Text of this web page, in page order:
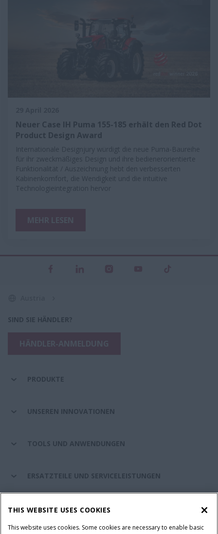
Neuer Case IH Puma 155-185 erhält den Red Dot
Product Design Award
Internationale Designjury würdigt die neue Puma-Baureihe
für ihr zweckmäßiges Design und ihre bedienerorientierte
Funktionalität / Auszeichnung hebt den verbesserten
Kabinenkomfort, die Wendigkeit und die intuitive
Technologieintegration hervor
SIND SIE HÄNDLER?
PRODUKTE
UNSEREN INNOVATIONEN
TOOLS UND ANWENDUNGEN
ERSATZTEILE UND SERVICELEISTUNGEN
CASE IH WELT
THIS WEBSITE USES COOKIES
This website uses cookies. Some cookies are necessary to enable basic